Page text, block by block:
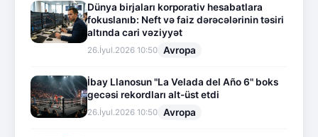
Dünya birjaları korporativ hesabatlara
fokuslanıb: Neft və faiz dərəcələrinin təsiri
altında cari vəziyyət
26.İyul.2026 10:50 Avropa
İbay Llanosun "La Velada del Año 6" boks
gecəsi rekordları alt-üst etdi
26.İyul.2026 10:50 Avropa